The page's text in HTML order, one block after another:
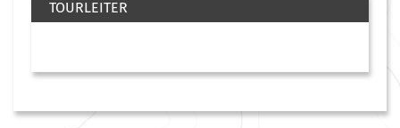
TOURLEITER